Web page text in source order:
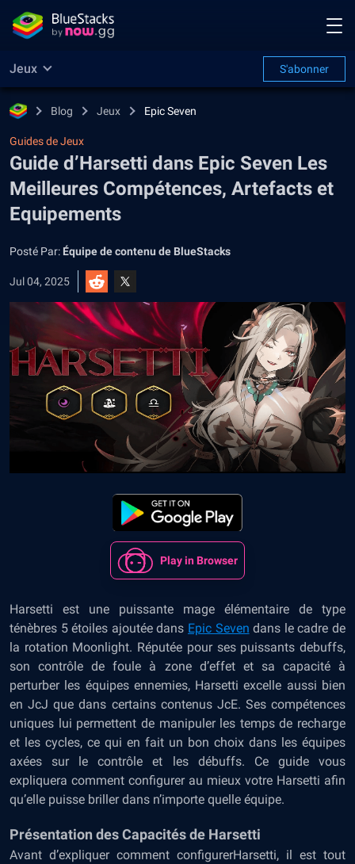
Jeux S'abonner
Blog Jeux Epic Seven
Guides de Jeux
Guide d’Harsetti dans Epic Seven Les
Meilleures Compétences, Artefacts et
Equipements
Posté Par: Équipe de contenu de BlueStacks
Jul 04, 2025
Play in Browser
Harsetti est une puissante mage élémentaire de type
ténèbres 5 étoiles ajoutée dans Epic Seven dans le cadre de
la rotation Moonlight. Réputée pour ses puissants debuffs,
son contrôle de foule à zone d’effet et sa capacité à
perturber les équipes ennemies, Harsetti excelle aussi bien
en JcJ que dans certains contenus JcE. Ses compétences
uniques lui permettent de manipuler les temps de recharge
et les cycles, ce qui en fait un bon choix dans les équipes
axées sur le contrôle et les débuffs. Ce guide vous
expliquera comment configurer au mieux votre Harsetti afin
qu’elle puisse briller dans n’importe quelle équipe.
Présentation des Capacités de Harsetti
Avant d’expliquer comment configurerHarsetti, il est tout